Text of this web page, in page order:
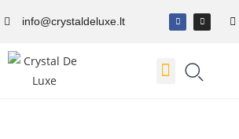
info@crystaldeluxe.lt